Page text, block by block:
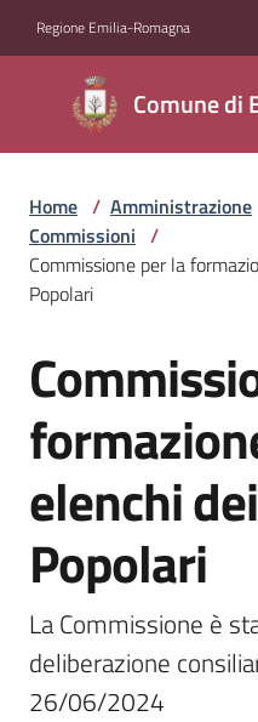
Regione Emilia-Romagna
Comune di
Comune di
Bentivoglio
Amministrazione
Menu selezionato
Novità
Servizi
Vivere
Bentivoglio
Trasparente
A
Home / Amministrazione
Commissioni /
Commissione per la
Popolari
Salta al contenuto
elenchi
Popolari
La Commissione è
deliberazione
26/06/2024